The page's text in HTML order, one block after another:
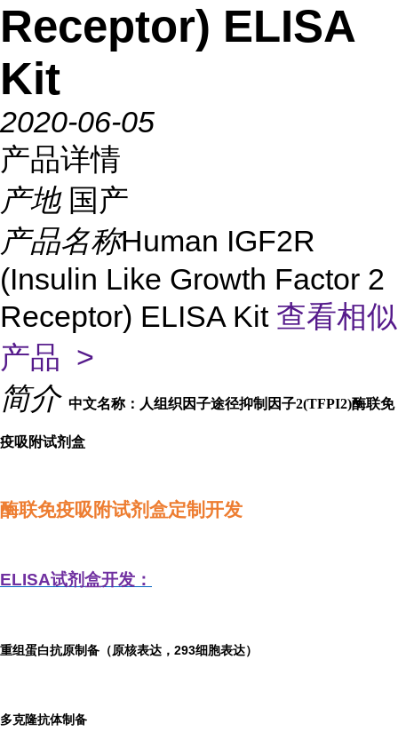
Receptor) ELISA
Kit
2020-06-05
产品详情
产地 国产
产品名称Human IGF2R
(Insulin Like Growth Factor 2
Receptor) ELISA Kit 查看相似
产品 >
简介 中文名称：人组织因子途径抑制因子2(TFPI2)酶联免
疫吸附试剂盒
酶联免疫吸附试剂盒定制开发
ELISA试剂盒开发：
重组蛋白抗原制备（原核表达，293细胞表达）
多克隆抗体制备